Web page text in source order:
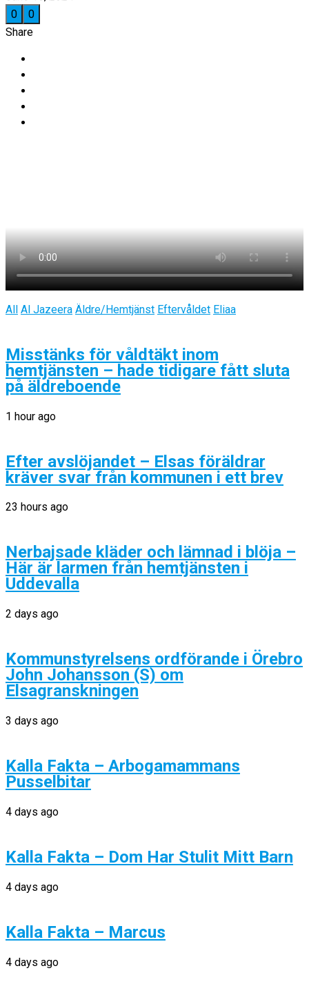
0
0
Share
All Al Jazeera Äldre/Hemtjänst Eftervåldet Eliaa
Misstänks för våldtäkt inom
hemtjänsten – hade tidigare fått sluta
på äldreboende
1 hour ago
Efter avslöjandet – Elsas föräldrar
kräver svar från kommunen i ett brev
23 hours ago
Nerbajsade kläder och lämnad i blöja –
Här är larmen från hemtjänsten i
Uddevalla
2 days ago
Kommunstyrelsens ordförande i Örebro
John Johansson (S) om
Elsagranskningen
3 days ago
Kalla Fakta – Arbogamammans
Pusselbitar
4 days ago
Kalla Fakta – Dom Har Stulit Mitt Barn
4 days ago
Kalla Fakta – Marcus
4 days ago